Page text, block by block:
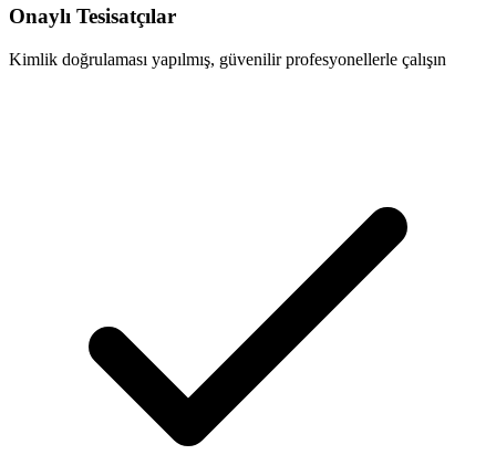
Onaylı Tesisatçılar
Kimlik doğrulaması yapılmış, güvenilir profesyonellerle çalışın